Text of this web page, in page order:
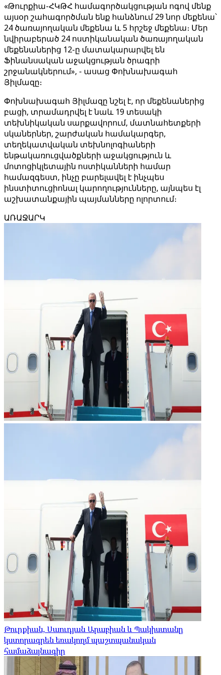
«Թուրքիա-ՀԿԹՀ համագործակցության ոգով մենք
այսօր շահագործման ենք հանձնում 29 նոր մեքենա՝
24 ծառայողական մեքենա և 5 հրշեջ մեքենա։ Մեր
նվիրաբերած 24 ոստիկանական ծառայողական
մեքենաներից 12-ը մատակարարվել են
Ֆինանսական աջակցության ծրագրի
շրջանակներում», - ասաց Փոխնախագահ
Յիլմազը։
Փոխնախագահ Յիլմազը նշել է, որ մեքենաներից
բացի, տրամադրվել է նաև 19 տեսակի
տեխնիկական սարքավորում, մատնահետքերի
սկաներներ, շարժական համակարգեր,
տեղեկատվական տեխնոլոգիաների
ենթակառուցվածքների աջակցություն և
մոտոցիկլետային ոստիկանների համար
համազգեստ, ինչը բարելավել է ինչպես
ինստիտուցիոնալ կարողությունները, այնպես էլ
աշխատանքային պայմանները ոլորտում։
ԱՌԱՋԱՐԿ
Թուրքիան, Սաուդյան Արաբիան և Պակիստանը
կստորագրեն եռակողմ պաշտպանական
համաձայնագիր